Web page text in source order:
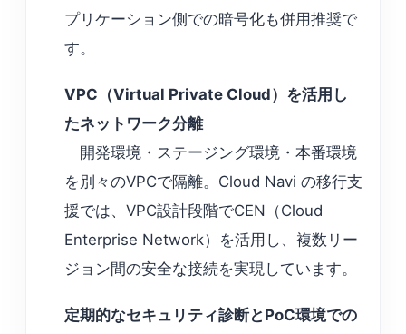
プリケーション側での暗号化も併用推奨で
す。
VPC（Virtual Private Cloud）を活用し
たネットワーク分離
開発環境・ステージング環境・本番環境
を別々のVPCで隔離。Cloud Navi の移行支
援では、VPC設計段階でCEN（Cloud
Enterprise Network）を活用し、複数リー
ジョン間の安全な接続を実現しています。
定期的なセキュリティ診断とPoC環境での